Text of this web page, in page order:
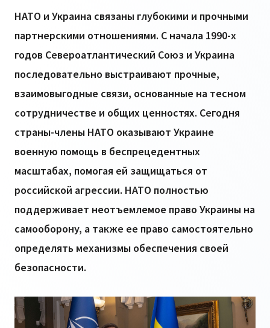
НАТО и Украина связаны глубокими и прочными
партнерскими отношениями. С начала 1990-х
годов Североатлантический Союз и Украина
последовательно выстраивают прочные,
взаимовыгодные связи, основанные на тесном
сотрудничестве и общих ценностях. Сегодня
страны-члены НАТО оказывают Украине
военную помощь в беспрецедентных
масштабах, помогая ей защищаться от
российской агрессии. НАТО полностью
поддерживает неотъемлемое право Украины на
самооборону, а также ее право самостоятельно
определять механизмы обеспечения своей
безопасности.